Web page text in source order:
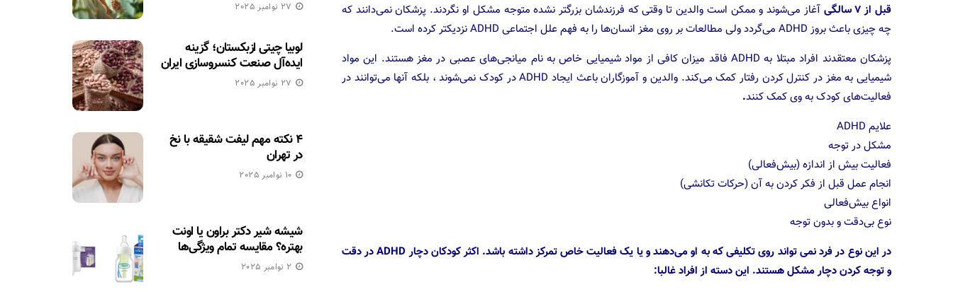
قبل از ۷ سالگی
آغاز می‌شوند و ممکن است والدین تا وقتی که فرزندشان بزرگتر نشده متوجه مشکل او نگردند. پزشکان نمی‌دانند که
چه چیزی باعث بروز ADHD می‌گردد ولی مطالعات بر روی مغز انسان‌ها را به فهم علل اجتماعی ADHD نزدیکتر کرده است.
پزشکان معتقدند افراد مبتلا به ADHD فاقد میزان کافی از مواد شیمیایی خاص به نام میانجی‌های عصبی در مغز هستند. این مواد
شیمیایی به مغز در کنترل کردن رفتار کمک می‌کند. والدین و آموزگاران باعث ایجاد ADHD در کودک نمی‌شوند ، بلکه آنها می‌توانند در
فعالیت‌های کودک به وی کمک کنند.
علایم ADHD
مشکل در توجه
فعالیت بیش از اندازه (بیش‌فعالی)
انجام عمل قبل از فکر کردن به آن (حرکات تکانشی)
انواع بیش‌فعالی
نوع بی‌دقت و بدون توجه
در این نوع در فرد نمی تواند روی تکلیفی که به او می‌دهند و یا یک فعالیت خاص تمرکز داشته باشد. اکثر کودکان دچار ADHD در دقت
و توجه کردن دچار مشکل هستند. این دسته از افراد غالبا:
27 نوامبر 2025
لوبیا چیتی ازبکستان؛ گزینه
ایده‌آل صنعت کنسروسازی ایران
27 نوامبر 2025
۴ نکته مهم لیفت شقیقه با نخ
در تهران
10 نوامبر 2025
شیشه شیر دکتر براون یا اونت
بهتره؟ مقایسه تمام ویژگی‌ها
2 نوامبر 2025